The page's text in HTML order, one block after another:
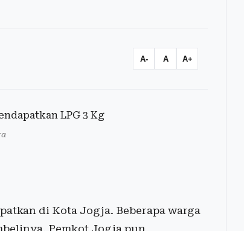
A- A A+
di Kota Jogja. Beberapa warga
Pemkot Jogja pun